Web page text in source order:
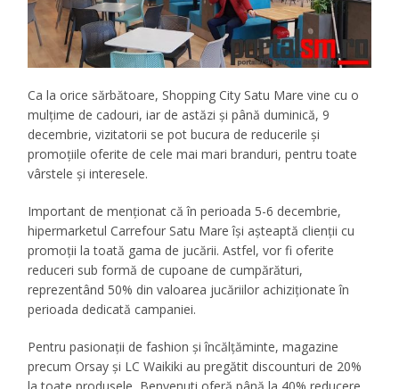
Ca la orice sărbătoare, Shopping City Satu Mare vine cu o
mulțime de cadouri, iar de astăzi și până duminică, 9
decembrie, vizitatorii se pot bucura de reducerile și
promoțiile oferite de cele mai mari branduri, pentru toate
vârstele și interesele.
Important de menționat că în perioada 5-6 decembrie,
hipermarketul Carrefour Satu Mare își așteaptă clienții cu
promoții la toată gama de jucării. Astfel, vor fi oferite
reduceri sub formă de cupoane de cumpărături,
reprezentând 50% din valoarea jucăriilor achiziționate în
perioada dedicată campaniei.
Pentru pasionații de fashion și încălțăminte, magazine
precum Orsay și LC Waikiki au pregătit discounturi de 20%